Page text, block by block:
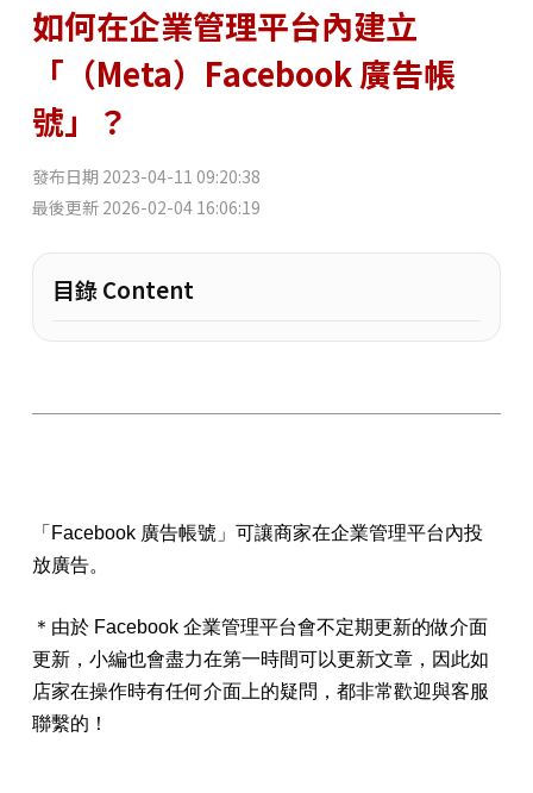
如何在企業管理平台內建立
「（Meta）Facebook 廣告帳
號」？
發布日期 2023-04-11 09:20:38
最後更新 2026-02-04 16:06:19
目錄 Content
「Facebook 廣告帳號」可讓商家在企業管理平台內投
放廣告。
＊由於 Facebook 企業管理平台會不定期更新的做介面
更新，小編也會盡力在第一時間可以更新文章，因此如
店家在操作時有任何介面上的疑問，都非常歡迎與客服
聯繫的！